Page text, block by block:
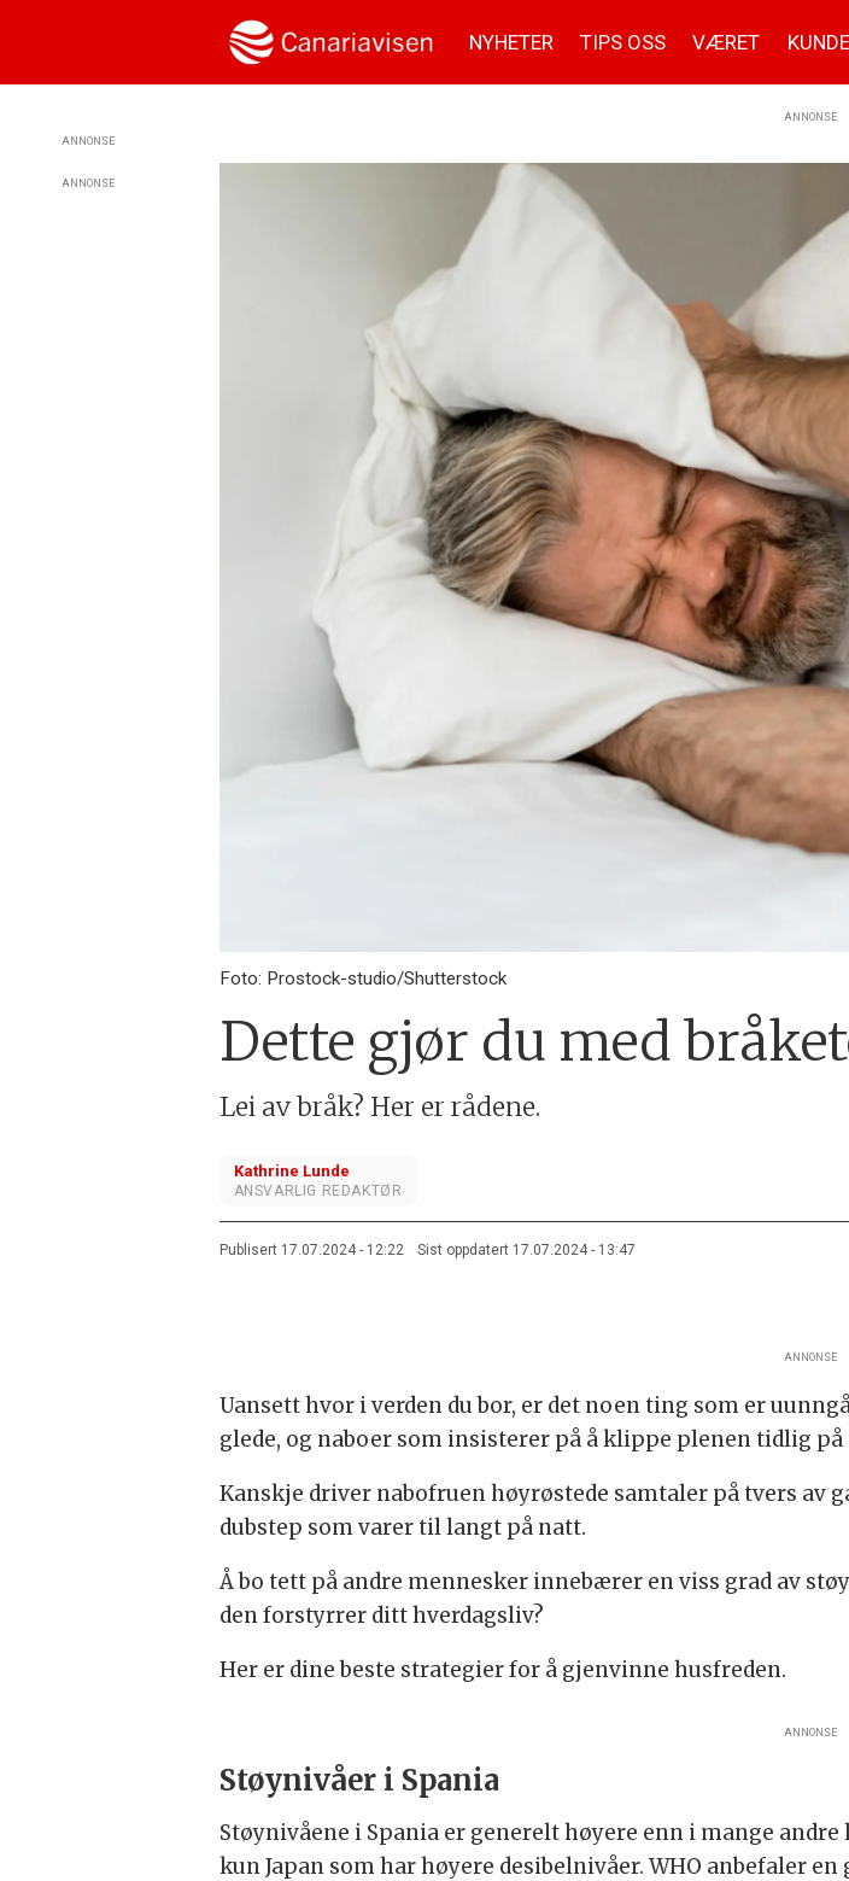
NYHETER TIPS OSS VÆRET
ANNONSE
Foto: Prostock-studio/Shutterstock
Dette gjør du med
Lei av bråk? Her er rådene.
Kathrine Lunde
ANSVARLIG REDAKTØR
Publisert 17.07.2024 - 12:22 Sist oppdatert 17.07.2024 - 13:47
ANNONSE
Uansett hvor i verden du bor, er det noen ting som er
glede, og naboer som insisterer på å klippe plenen tidlig
Kanskje driver nabofruen høyrøstede samtaler på tvers av
dubstep som varer til langt på natt.
Å bo tett på andre mennesker innebærer en viss grad av
den forstyrrer ditt hverdagsliv?
Her er dine beste strategier for å gjenvinne husfreden.
ANNONSE
Støynivåer i Spania
Støynivåene i Spania er generelt høyere enn i mange
kun Japan som har høyere desibelnivåer. WHO anbefaler
ANNONSE
ANNONSE